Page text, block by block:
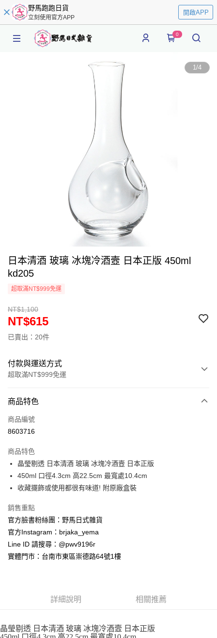
野馬跑跑日貨
立刻使用官方APP
開啟APP
0
1/4
日本清酒 玻璃 冰塊冷酒壼 日本正版 450ml
kd205
超取滿NT$999免運
NT$1,100
NT$615
已賣出：20件
付款與運送方式
超取滿NT$999免運
信用卡一次付款
信用卡分期付款
合作金庫商業銀行
華南商業銀行
彰化商業銀行
上海商業儲蓄銀行
台北富邦商業銀行
國泰世華商業銀行
兆豐國際商業銀行
匯豐（台灣）商業銀行
聯邦商業銀行
玉山商業銀行
台新國際商業銀行
台灣樂天信用卡公司
超商取貨付款
LINE Pay
街口支付
悠遊付
Google Pay
商品特色
商品編號
8603716
商品特色
晶瑩剔透 日本清酒 玻璃 冰塊冷酒壼 日本正版
450ml 口徑4.3cm 高22.5cm 最寬處10.4cm
收藏擺飾或使用都很有味道! 附原廠盒裝
銷售重點
官方臉書粉絲團：野馬日式雜貨
官方Instagram：brjaka_yema
Line ID 請搜尋：@pwv9196r
實體門市：台南市東區崇德路64號1樓
詳細說明 相關推薦
晶瑩剔透 日本清酒 玻璃 冰塊冷酒壼 日本正版